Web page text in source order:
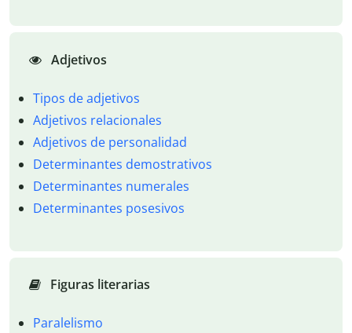
Adjetivos
Tipos de adjetivos
Adjetivos relacionales
Adjetivos de personalidad
Determinantes demostrativos
Determinantes numerales
Determinantes posesivos
Figuras literarias
Paralelismo